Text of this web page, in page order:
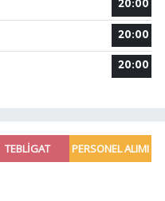
20:00
20:00
20:00